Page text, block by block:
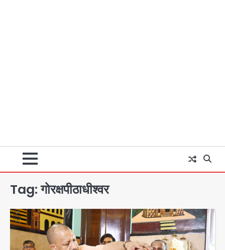
Tag:गोरक्षपीठाधीश्वर
2
थाईलैंड के स्कूल में गोलीबारी, 3 छात्रों समेत 6
लोगों की मौत; 15 घायल
Team JHJ